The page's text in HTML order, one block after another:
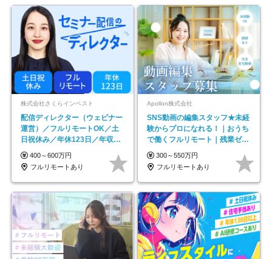
株式会社さくらインベスト
配信ディレクター（ウェビナー
運営）／フルリモートOK／土
日祝休み／年休123日／年収
600万円可
400～600万円
フルリモートあり
Apollon株式会社
SNS動画の編集スタッフ★未経
験からプロになれる！｜おうち
で働くフルリモート｜残業ゼロ
で18時退勤◎
300～550万円
フルリモートあり